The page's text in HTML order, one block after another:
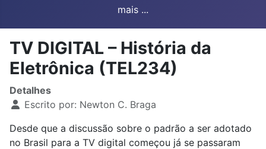
mais ...
TV DIGITAL – História da
Eletrônica (TEL234)
Detalhes
Escrito por: Newton C. Braga
Desde que a discussão sobre o padrão a ser adotado
no Brasil para a TV digital começou já se passaram